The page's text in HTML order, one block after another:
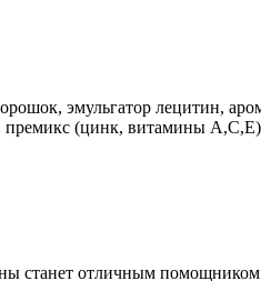
эмульгатор лецитин,
(цинк, витамины
станет отличным